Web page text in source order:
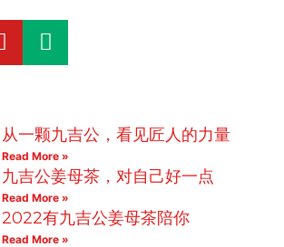
u
b
e
M
e
u
m
从一颗九吉公，看见匠人的力量
Read More »
九吉公姜母茶，对自己好一点
Read More »
2022有九吉公姜母茶陪你
Read More »